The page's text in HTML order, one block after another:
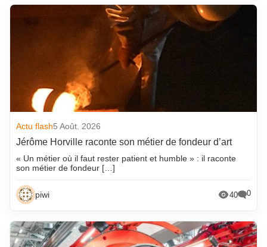
Actu flash5 Août. 2026
Jérôme Horville raconte son métier de fondeur d’art
« Un métier où il faut rester patient et humble » : il raconte
son métier de fondeur […]
piwi 40 0